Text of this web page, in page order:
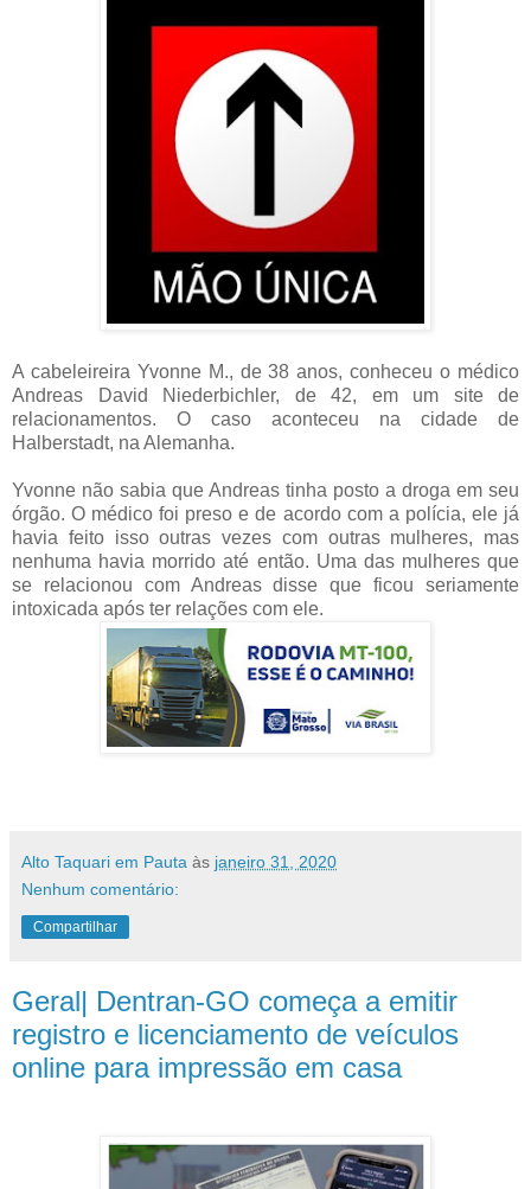
A cabeleireira Yvonne M., de 38 anos, conheceu o médico
Andreas David Niederbichler, de 42, em um site de
relacionamentos. O caso aconteceu na cidade de
Halberstadt, na Alemanha.
Yvonne não sabia que Andreas tinha posto a droga em seu
órgão. O médico foi preso e de acordo com a polícia, ele já
havia feito isso outras vezes com outras mulheres, mas
nenhuma havia morrido até então. Uma das mulheres que
se relacionou com Andreas disse que ficou seriamente
intoxicada após ter relações com ele.
Alto Taquari em Pauta às janeiro 31, 2020
Nenhum comentário:
Compartilhar
Geral| Dentran-GO começa a emitir
registro e licenciamento de veículos
online para impressão em casa